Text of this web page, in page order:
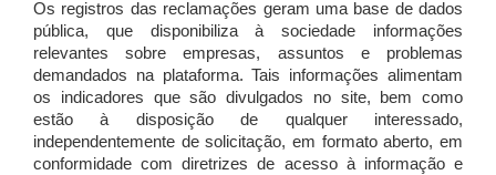
Os registros das reclamações geram uma base de dados
pública, que disponibiliza à sociedade informações
relevantes sobre empresas, assuntos e problemas
demandados na plataforma. Tais informações alimentam
os indicadores que são divulgados no site, bem como
estão à disposição de qualquer interessado,
independentemente de solicitação, em formato aberto, em
conformidade com diretrizes de acesso à informação e